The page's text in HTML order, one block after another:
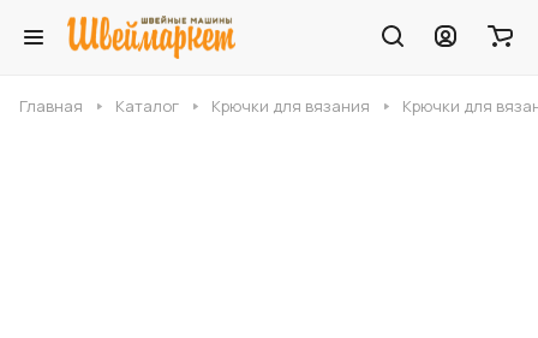
Главная Каталог Крючки для вязания Крючки для